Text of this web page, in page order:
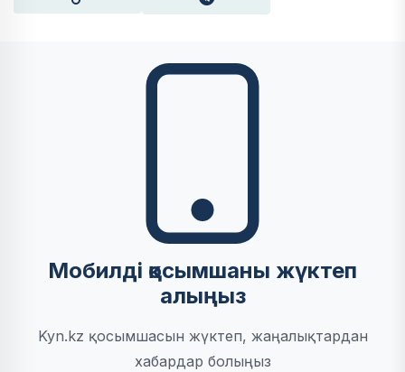
Мобилді қосымшаны жүктеп
алыңыз
Kyn.kz қосымшасын жүктеп, жаңалықтардан
хабардар болыңыз